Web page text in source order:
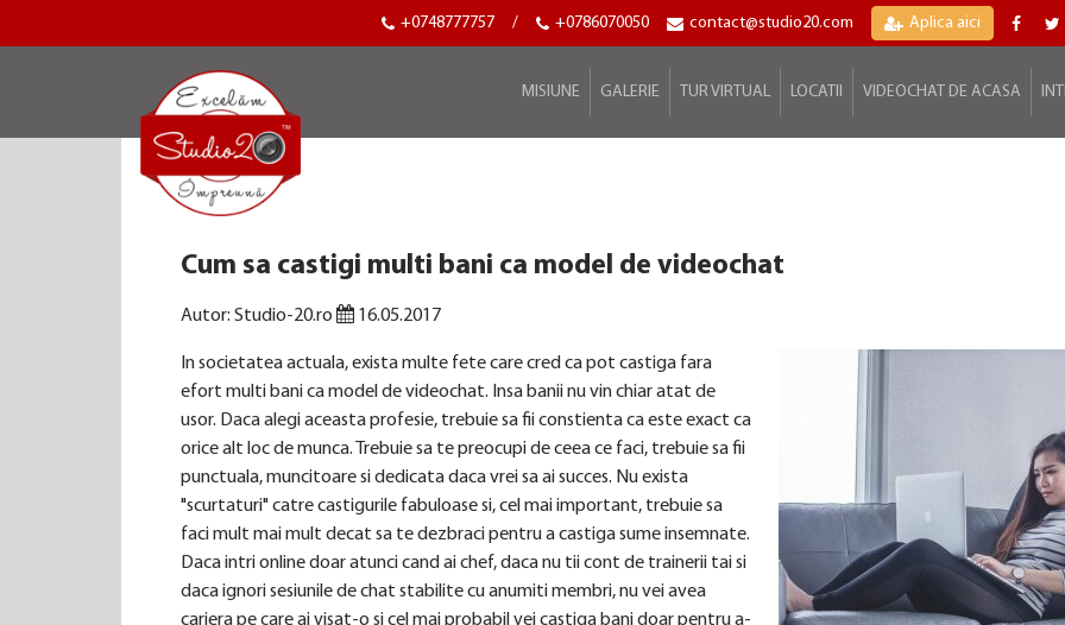
+0748777757 / +0786070050 contact@studio20.com Aplica aici
MISIUNE GALERIE TUR VIRTUAL LOCATII VIDEOCHAT DE ACASA
Cum sa castigi multi bani ca model de videochat
Autor: Studio-20.ro 16.05.2017
In societatea actuala, exista multe fete care cred ca pot castiga fara
efort multi bani ca model de videochat. Insa banii nu vin chiar atat de
usor. Daca alegi aceasta profesie, trebuie sa fii constienta ca este exact ca
orice alt loc de munca. Trebuie sa te preocupi de ceea ce faci, trebuie sa fii
punctuala, muncitoare si dedicata daca vrei sa ai succes. Nu exista
"scurtaturi" catre castigurile fabuloase si, cel mai important, trebuie sa
faci mult mai mult decat sa te dezbraci pentru a castiga sume insemnate.
Daca intri online doar atunci cand ai chef, daca nu tii cont de trainerii tai si
daca ignori sesiunile de chat stabilite cu anumiti membri, nu vei avea
cariera pe care ai visat-o si cel mai probabil vei castiga bani doar pentru a-